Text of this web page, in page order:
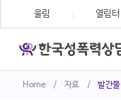
Home / 자료 / 발간물
울림 열림터